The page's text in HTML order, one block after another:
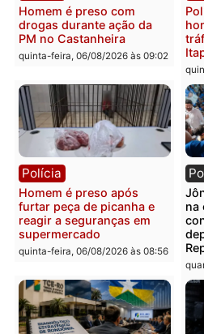
Polícia
Homem é esfaqueado no
tórax durante briga com
Guimarães
quinta-feira, 06/08/2026 às 09:24
Polícia
Homem é preso com
PM no Castanheira
quinta-feira, 06/08/2026 às 09:02